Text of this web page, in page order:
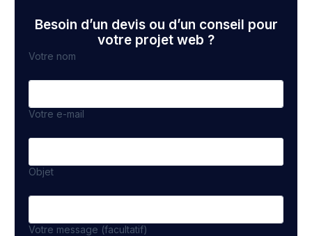
Besoin d’un devis ou d’un conseil pour
votre projet web ?
Votre nom
Votre e-mail
Objet
Votre message (facultatif)